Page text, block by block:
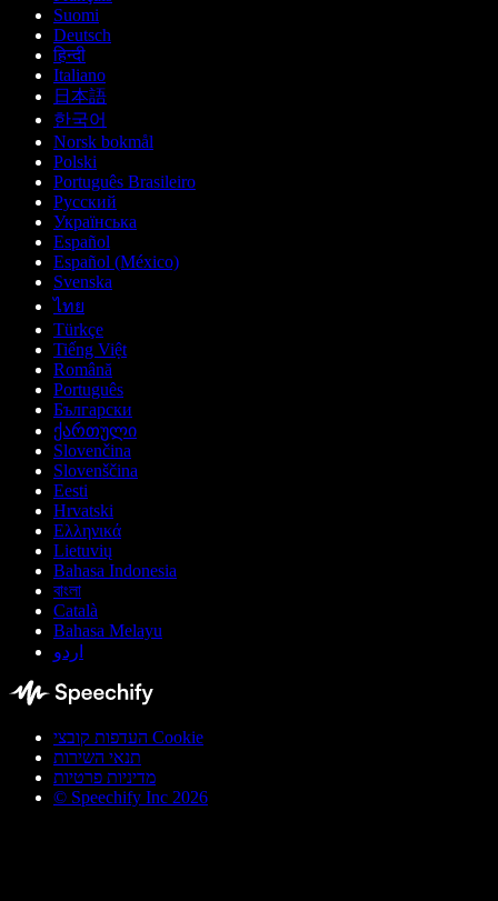
Suomi
Deutsch
हिन्दी
Italiano
日本語
한국어
Norsk bokmål
Polski
Português Brasileiro
Русский
Українська
Español
Español (México)
Svenska
ไทย
Türkçe
Tiếng Việt
Română
Português
Български
ქართული
Slovenčina
Slovenščina
Eesti
Hrvatski
Ελληνικά
Lietuvių
Bahasa Indonesia
বাংলা
Català
Bahasa Melayu
اردو
העדפות קובצי Cookie
תנאי השירות
מדיניות פרטיות
© Speechify Inc 2026